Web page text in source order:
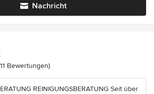
Nachricht
5 von 5 Sternen
Bewertungen)
REINIGUNGSBERATUNG Seit über